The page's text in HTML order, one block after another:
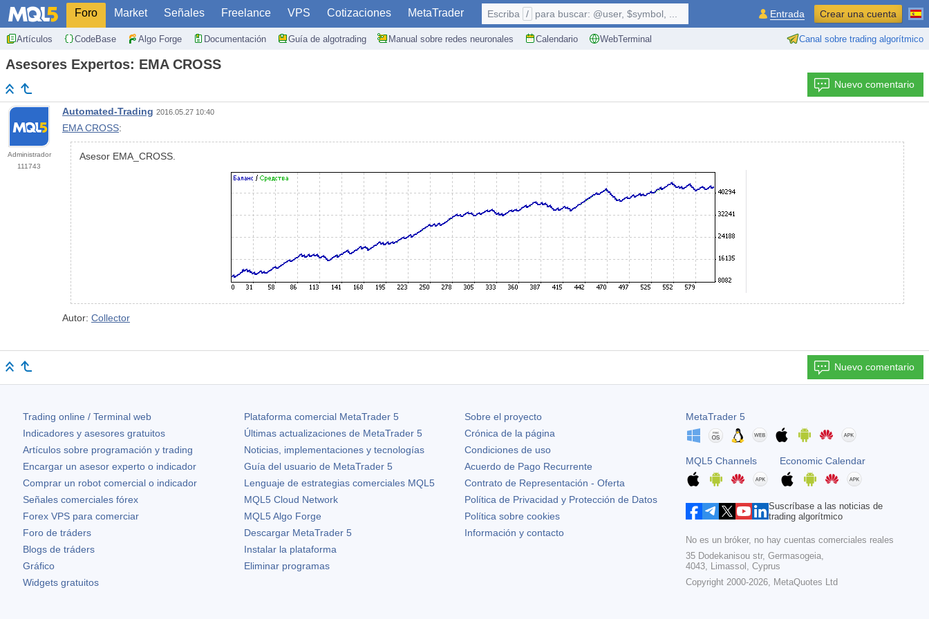
Foro Market Señales Freelance VPS Cotizaciones MetaTrader
Artículos CodeBase Algo Forge Documentación Guía de algotrading Manual sobre redes neuronales Calendario WebTerminal Canal sobre trading algorítmico
Escriba / para buscar: @user, $symbol, ... Entrada Crear una cuenta
Asesores Expertos: EMA CROSS
Nuevo comentario
Administrador
111743
Automated-Trading 2016.05.27 10:40
EMA CROSS:
Asesor EMA_CROSS.
Autor: Collector
Nuevo comentario
Trading online / Terminal web
Indicadores y asesores gratuitos
Artículos sobre programación y trading
Encargar un asesor experto o indicador
Comprar un robot comercial o indicador
Señales comerciales fórex
Forex VPS para comerciar
Foro de tráders
Blogs de tráders
Gráfico
Widgets gratuitos
Plataforma comercial MetaTrader 5
Últimas actualizaciones de MetaTrader 5
Noticias, implementaciones y tecnologías
Guía del usuario de MetaTrader 5
Lenguaje de estrategias comerciales MQL5
MQL5 Cloud Network
MQL5 Algo Forge
Descargar MetaTrader 5
Instalar la plataforma
Eliminar programas
Sobre el proyecto
Crónica de la página
Condiciones de uso
Acuerdo de Pago Recurrente
Contrato de Representación - Oferta
Política de Privacidad y Protección de Datos
Política sobre cookies
Información y contacto
MetaTrader 5
MQL5 Channels Economic Calendar
Suscríbase a las noticias de
trading algorítmico
No es un bróker, no hay cuentas comerciales reales
35 Dodekanisou str, Germasogeia,
4043, Limassol, Cyprus
Copyright 2000-2026, MetaQuotes Ltd